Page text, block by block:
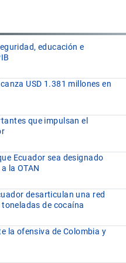
educación e
USD 1.381 millones en
que impulsan el
Ecuador sea designado
la OTAN
desarticulan una red
de cocaína
la ofensiva de Colombia y